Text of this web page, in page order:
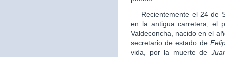
Recientemente el 24 de
en la antigua carretera, el
Valdeconcha, nacido en el
secretario de estado de
vida, por la muerte de